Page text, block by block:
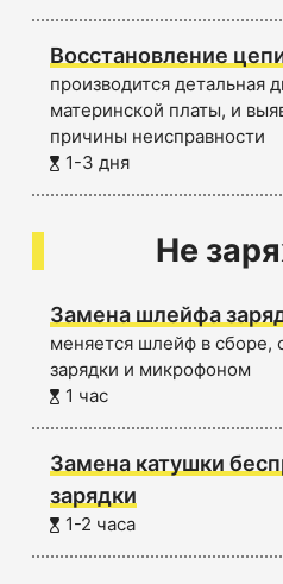
Восстановление
производится детальная
материнской платы, и
причины неисправности
1-3 дня
Не
Замена шлейфа
меняется шлейф в сборе,
зарядки и микрофоном
1 час
Замена катушки
зарядки
1-2 часа